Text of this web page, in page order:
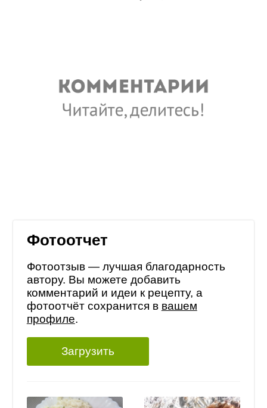
Фотоотчет
Фотоотзыв — лучшая благодарность
автору. Вы можете добавить
комментарий и идеи к рецепту, а
фотоотчёт сохранится в вашем
профиле.
Загрузить